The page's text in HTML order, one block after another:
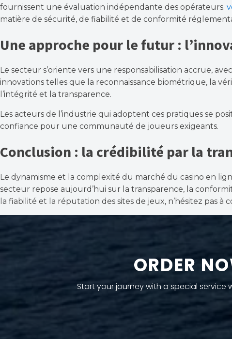
fournissent une évaluation indépendante des opérateurs.
matière de sécurité, de fiabilité et de conformité
Une approche pour le futur :
Le secteur s’oriente vers une responsabilisation accrue,
innovations telles que la reconnaissance biométrique, la
l’intégrité et la transparence.
Les acteurs de l’industrie qui adoptent ces pratiques se
confiance pour une communauté de joueurs exigeants.
Conclusion : la crédibilité par la
Le dynamisme et la complexité du marché du casino en
secteur repose aujourd’hui sur la transparence, la
la fiabilité et la réputation des sites de jeux, n’hésitez pas
ORDER
Start your journey with a special